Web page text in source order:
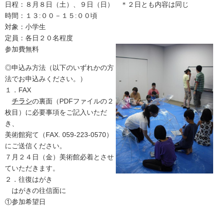
日程：８月８日（土）、９日（日） ＊２日とも内容は同じ
時間：１３:００－１５:００頃
対象：小学生
定員：各日２０名程度
参加費無料
◎申込み方法（以下のいずれかの方
法でお申込みください。）
１．FAX
チラシの裏面（PDFファイルの２
枚目）に必要事項をご記入いただ
き、
美術館宛て（FAX. 059-223-0570）
にご送信ください。
７月２４日（金）美術館必着とさせ
ていただきます。
２．往復はがき
はがきの往信面に
①参加希望日